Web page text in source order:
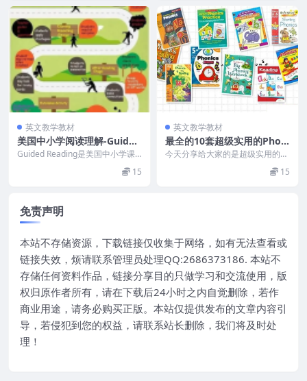
英文教学教材
美国中小学阅读理解-Guided
Reading-1-13册（PDF）
Guided Reading是美国中小学课
堂上最常用的教学方法，也被称为
15
英文教学教材
最全的10套超级实用的Phoni
cs练习册，小红书爆火！高颜
值、超实用的轻松掌握自然拼
今天分享给大家的是超级实用的Ph
onics练习册，适合3到12岁的小朋
15
免责声明
本站不存储资源，下载链接仅收集于网络，如有无法查看或
链接失效，烦请联系管理员处理QQ:2686373186. 本站不
存储任何资料作品，链接分享目的只做学习和交流使用，版
权归原作者所有，请在下载后24小时之内自觉删除，若作
商业用途，请务必购买正版。本站仅提供发布的文章内容引
导，若侵犯到您的权益，请联系站长删除，我们将及时处
理！